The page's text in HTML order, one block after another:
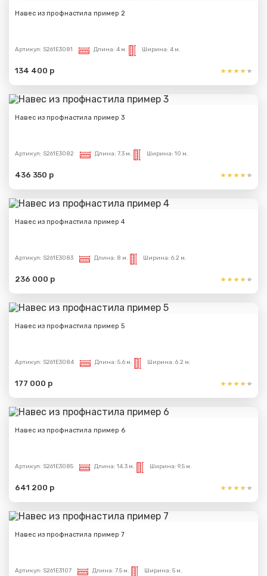
Навес из профнастила пример 2
Артикул: S261E3081 Длина: 4 м. Ширина: 4 м.
134 400 р
Навес из профнастила пример 3
Артикул: S261E3082 Длина: 7.3 м. Ширина: 10 м.
436 350 р
Навес из профнастила пример 4
Артикул: S261E3083 Длина: 8 м. Ширина: 6.2 м.
236 000 р
Навес из профнастила пример 5
Артикул: S261E3084 Длина: 5.6 м. Ширина: 6.2 м.
177 000 р
Навес из профнастила пример 6
Артикул: S261E3085 Длина: 14.3 м. Ширина: 9.5 м.
641 200 р
Навес из профнастила пример 7
Артикул: S261E3107 Длина: 7.5 м. Ширина: 5 м.